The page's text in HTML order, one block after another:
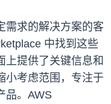
需求的解决方案的客
中找到这些
上提供了关键信息和
小考虑范围，专注于
品。AWS